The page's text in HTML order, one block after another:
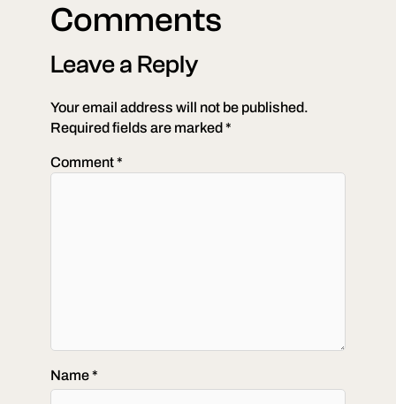
Comments
Leave a Reply
Your email address will not be published.
Required fields are marked*
Comment*
Name*